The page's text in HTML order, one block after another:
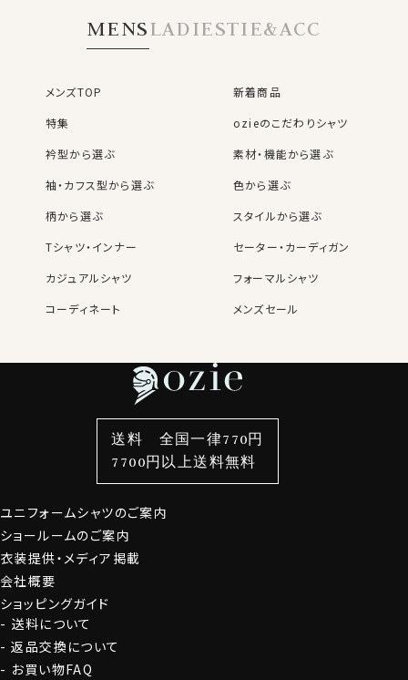
WEBミーティングの画面映えも抜群です！
パーティーシーンに特におすすめです。
アクセントとして首周りにアスコットタイなどを巻くと、よ
カフス部分はコンバーチブルカフスになっておりますの
で、カフスボタンもご利用いただけます。
S-37～LL-43・3L-45･4L-47cm / トールM-88・L-90・
LL-90cm・全１２サイズにてご用意。(サイズ表C)
スポット商品につき再入荷はございませんのでご了承く
※43cm（LL）・45cm（3L）・47cm(4L)サイズにおいて
は絞りを若干ゆるくしております。 細さを気にせず一般的
一ボタンあり・ポケMENSLADIESTIE&ACC
メンズTOP
新着商品
特集
ozieのこだわりシャツ
衿型から選ぶ
素材・機能から選ぶ
袖・カフス型から選ぶ
色から選ぶ
柄から選ぶ
スタイルから選ぶ
Tシャツ・インナー
セーター・カーディガン
カジュアルシャツ
フォーマルシャツ
コーディネート
メンズセール
袖・カフス型から選ぶ
色から選ぶ
柄から選ぶ
スタイルから選ぶ
カジュアルシャツ
定番シャツ
カフスボタン
サスペンダー
財布・名刺入れ
バッグ
ストール・マフラー
グローブ
ユニフォームシャツのご案内
ショールームのご案内
衣装提供・メディア掲載
会社概要
ショッピングガイド
送料について
返品交換について
お買い物FAQ
送料 全国一律770円
7700円以上送料無料